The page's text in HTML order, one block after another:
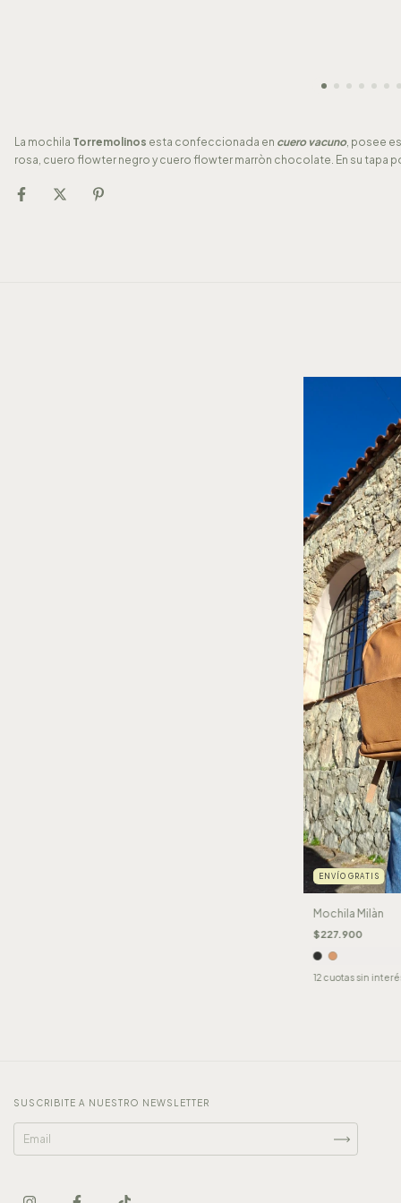
La mochila Torremolinos esta confeccionada en cuero vacuno, posee
rosa, cuero flowter negro y cuero flowter marròn chocolate. En su tapa
ENVÍO GRATIS
Mochila Milàn
$227.900
12 cuotas sin
SUSCRIBITE A NUESTRO NEWSLETTER